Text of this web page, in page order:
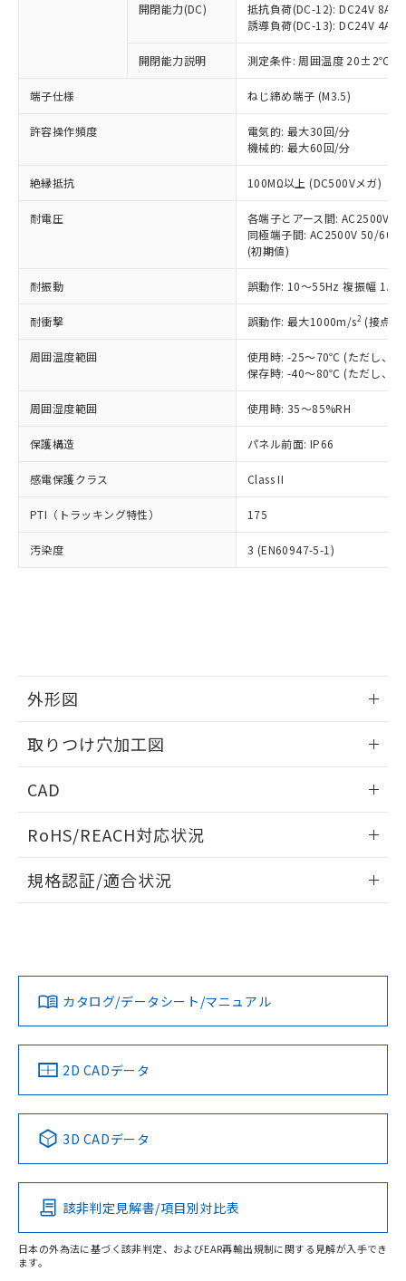
開閉能力(DC)
抵抗負荷(DC-12): DC24V 8A/
誘導負荷(DC-13): DC24V 4A/
開閉能力説明 測定条件: 周囲温度 20±2℃、
端子仕様 ねじ締め端子 (M3.5)
許容操作頻度
電気的: 最大30回/分
機械的: 最大60回/分
絶縁抵抗 100MΩ以上 (DC500Vメガ)
耐電圧
各端子とアース間: AC2500V
同極端子間: AC2500V 50/
(初期値)
耐振動 誤動作: 10～55Hz 複振幅
耐衝撃 誤動作: 最大1000m/s2 (接点
周囲温度範囲
使用時: -25～70℃ (ただし、氷
保存時: -40～80℃ (ただし、氷
周囲湿度範囲 使用時: 35～85%RH
保護構造 パネル前面: IP66
感電保護クラス Class II
PTI（トラッキング特性） 175
汚染度 3 (EN60947-5-1)
外形図
取りつけ穴加工図
CAD
ドすることができます。
ログイン/会員登録
ダウンロードデータをご利用いただく前に、以下を必ずお読
みください。
ソフトウェアの使用条件
RoHS/REACH対応状況
EU RoHS 注意事項・凡例
対応済み
中国 RoHS 注意事項・凡例
Pb Hg Cd Cr(VI)
O
規格認証/適合状況
カタログ/データシート/マニュアル
2D CADデータ
3D CADデータ
該非判定見解書/項目別対比表
日本の外為法に基づく該非判定、およびEAR再輸出規制に関する見解が入手でき
ます。
以下の条件をお読みいただき、同意のうえ
ご利用ください。
本サービスは、当社制御機器事業取扱
商品の当社在庫状況および標準価格
(税抜)を提供させていただくもので
当社制御機器事業取扱商品の中には、
本サービスの対象外となる商品もある
ことをご了承ください。
在庫状況および標準価格照会結果は、
記載している更新日時点での社内デー
タに基づき作成されるものであり、閲
覧された時点での実際の在庫および標
準価格とは異なる場合があることをご
正式な納期状況および標準価格はお客
様のお取引先、またはお客様担当のオ
ムロン制御機器販売店・当社販売員に
オムロン制御機器販売店や当社販売拠
販売ネットワーク
」をご確認
在庫状況および標準価格結果を当社の
事前の承諾なく第三者に漏洩または開
示しないようお願いします。
マイパーツ機能（部品リスト作成サー
ビス）をご利用いただくには、I-Web
品・サービスに関するお客様との取
の共同利用に関して"
用者の範囲」に記載されている法人を
対応予定なし：EU RoHS指令（10物質）の
非含有に非対応の商品で、対応品を出す予
調査・確認中：EU RoHS指令（10物質）の
非含有の対応状況を調査中または確認中の
商品です。
非該当品：ライセンス料など無形物で、有
害物質有無と関係のない商品です。
仕入先様の事情により、非含有部品として
いたものが、含有品と判明した場合などや
むを得ず変更することがあります。
鉛(Pb) 1000ppm以下、 水銀(Hg) 1000ppm以下、 カド
六価クロム(Cr(Ⅵ)) 1000ppm以下、ポリ臭化ビフェニル
類(PBB) 1000ppm以下、ポリ臭化ジフェニルエーテル類
ルベンジル（BBP） 1000ppm以下、フタル酸ジブチル
（DBP） 1000ppm以下、フタル酸ジイソブチル
但し、RoHS指令で産業用監視および制御機器に対する
適用除外項目は除く。
フタル酸エステル類の４物質については閾値を超える意
図的な使用がないことを確認しています。
部品在庫の切り替え状況などにより、予定
月が前後することがあります。
EU RoHS指令（10物質）の非含有証明書
51物質の非含有証明書（当社基準）
※本証明書は発行日時点で非含有を証明す
物質の対応では、対応完了までの期間は出
荷製品に未対応品が混在することから備考
欄に対応日を記載しておりました。
既に当社にて対応品への在庫切替を完了
「○」：最大均質材料含有率が中国RoHSの
基準値以下であることを示します。
「×」：最大均質材料含有率が中国RoHSの
基準値を超えていることを示します。
「－」：未確認です。当社販売部門へお問
*中国RoHS10物質の基準値 (GB/T26572)：
Pb(鉛) :1000ppm、 Hg(水銀) : 1000ppm、 Cd(カドミウ
Cr(Ⅵ)(六価クロム) : 1000ppm、 PBBs(ポリ臭化ビフェ
ニル類) : 1000ppm、 PBDEs(ポリ臭化ジフェニルエーテ
ル類) : 1000ppm、
DBP(フタル酸ジブチル) : 1000ppm、 DIBP(フタル酸ジ
イソブチル) : 1000ppm、 BBP(フタル酸ブチルベンジ
DEHP(フタル酸ビス(2-エチルヘキシル)) : 1000ppm
「ｅ」：有害物質（10物質）のすべてが基
準値以下であることを示します。
「10」：通常の使用状況下において有害物
質が外部に漏えいし、環境に深刻な影響を
及ぼさない年数を意味します。
当社は、これら貴社製品のうち、外国
為替および外国貿易法に定める商品
（以下｢規制貨物等」という）を輸出
または国外への提供する場合は、日本
国政府の輸出許可(または役務取引許
可)を取得するなどの必要な手続きを
当社は規制貨物を破棄する場合は、完
全に破砕するなど、違法に輸出されな
いよう必要な手段を講じます。
当社は貴社製品を、核兵器、ミサイ
ル、化学兵器、生物兵器またはその他
武器並びにこれらの製造装置等に一切
当社は、貴社製品を第三者に販売する
場合は、上記1、2および3の内容を当
該第三者に通知します。また当社は、
販売先および販売に係わる関係者が違
法に輸出するおそれがある場合は、取
り引きをいたしません。
一定数以上の在庫あり
一定数には満たないが在庫あり
在庫なし(最新の在庫状況につ
いては、お客様のお取引先、ま
たはお客様担当のオムロン制御
機器販売店・当社販売員にご確
受注生産機種、また在庫状況の
情報を公開していない機種